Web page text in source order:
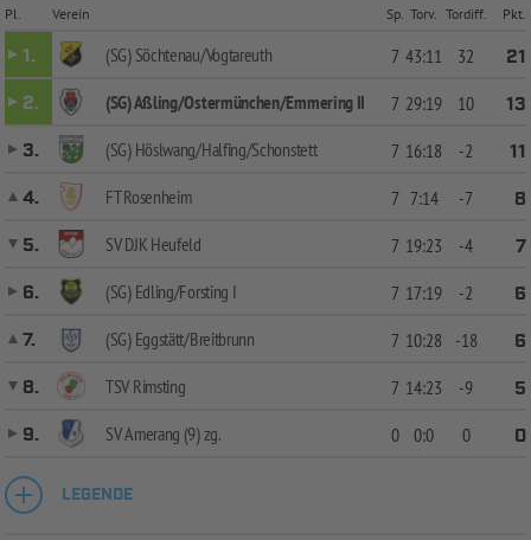
Pl. Verein Sp. Torv. Tordiff. Pkt.
1. (SG) Söchtenau/Vogtareuth 7 43:11 32
21
2.
(SG) Aßling/Ostermünchen/Emmering II 7 29:19 10
13
3.
(SG) Höslwang/Halfing/Schonstett 7 16:18 -2
11
4.
FT Rosenheim 7 7:14 -7
8
5.
SV DJK Heufeld 7 19:23 -4
7
6.
(SG) Edling/Forsting I 7 17:19 -2
6
7.
(SG) Eggstätt/Breitbrunn 7 10:28 -18
6
8.
TSV Rimsting 7 14:23 -9
5
9.
SV Amerang (9) zg. 0 0:0 0 0
LEGENDE